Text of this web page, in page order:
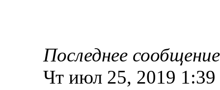
Последнее сообщение
Чт июл 25, 2019 1:39